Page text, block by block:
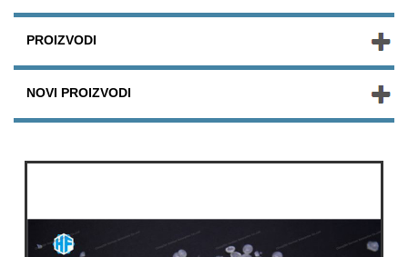
PROIZVODI
NOVI PROIZVODI